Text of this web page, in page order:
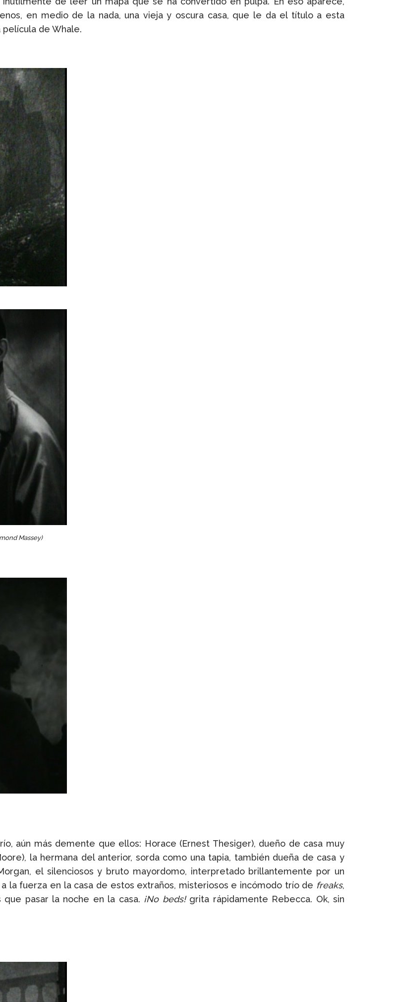
en medio de la nada, una vieja y oscura casa, que le da el título a esta
de Whale.
Massey)
aún más demente que ellos: Horace (Ernest Thesiger), dueño de casa muy
la hermana del anterior, sorda como una tapia, también dueña de casa y
el silenciosos y bruto mayordomo, interpretado brillantemente por un
la fuerza en la casa de estos extraños, misteriosos e incómodo trío de freaks,
pasar la noche en la casa. ¡No beds!grita rápidamente Rebecca. Ok, sin